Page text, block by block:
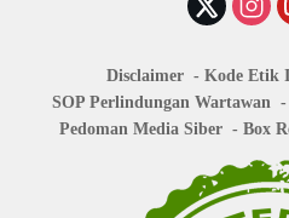
Disclaimer
Kode Etik
SOP Perlindungan Wartawan
Pedoman Media Siber
Box